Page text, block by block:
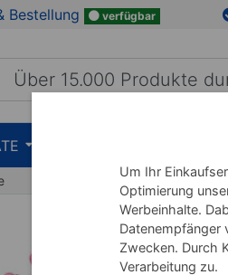
springen Zu den
Bestellung verfügbar
Um Ihr
Optimierung
Werbeinhalte.
Datenempfänger
Zwecken. Durch
Verarbeitung zu.